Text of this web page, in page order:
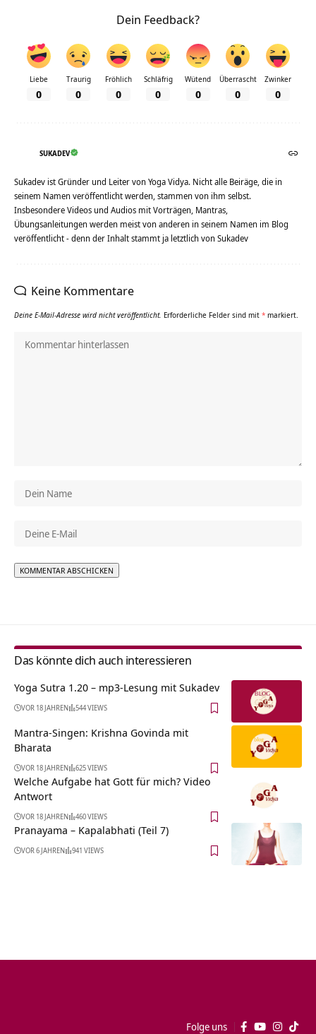
Dein Feedback?
Liebe
0
Traurig
0
Fröhlich
0
Schläfrig
0
Wütend
0
Überrascht
0
Zwinker
0
SUKADEV
Sukadev ist Gründer und Leiter von Yoga Vidya. Nicht alle Beiräge, die in
seinem Namen veröffentlicht werden, stammen von ihm selbst.
Insbesondere Videos und Audios mit Vorträgen, Mantras,
Übungsanleitungen werden meist von anderen in seinem Namen im Blog
veröffentlicht - denn der Inhalt stammt ja letztlich von Sukadev
Keine Kommentare
Deine E-Mail-Adresse wird nicht veröffentlicht. Erforderliche Felder sind mit * markiert.
Das könnte dich auch interessieren
Yoga Sutra 1.20 – mp3-Lesung mit Sukadev
VOR 18 JAHREN 544 VIEWS
Mantra-Singen: Krishna Govinda mit
Bharata
VOR 18 JAHREN 625 VIEWS
Welche Aufgabe hat Gott für mich? Video
Antwort
VOR 18 JAHREN 460 VIEWS
Pranayama – Kapalabhati (Teil 7)
VOR 6 JAHREN 941 VIEWS
Folge uns